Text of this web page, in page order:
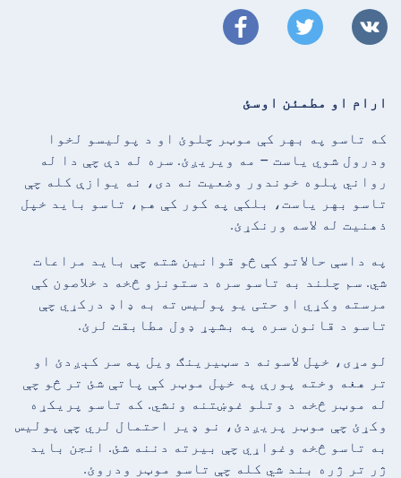
ارام او مطمئن اوسئ
که تاسو په بهر کې موټر چلوئ او د پولیسو لخوا
ودرول شوي یاست – مه ویریږئ. سره له دې چې دا له
رواني پلوه خوندور وضعیت نه دی، نه یوازې کله چې
تاسو بهر یاست، بلکې په کور کې هم، تاسو باید خپل
ذهنیت له لاسه ورنکړئ.
په داسې حالاتو کې څو قوانین شته چې باید مراعات
شي. سم چلند به تاسو سره د ستونزو څخه د خلاصون کې
مرسته وکړي او حتی یو پولیس ته به ډاډ درکړي چې
تاسو د قانون سره په بشپړ ډول مطابقت لرئ.
لومړی، خپل لاسونه د سټیرینګ ویل په سر کېږدئ او
تر هغه وخته پورې په خپل موټر کې پاتې شئ تر څو چې
له موټر څخه د وتلو غوښتنه ونشي. که تاسو پریکړه
وکړئ چې موټر پریږدئ، نو ډیر احتمال لري چې پولیس
به تاسو څخه وغواړي چې بیرته دننه شئ. انجن باید
ژر تر ژره بند شي کله چې تاسو موټر ودروئ.